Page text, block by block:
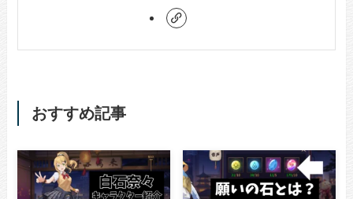
おすすめ記事